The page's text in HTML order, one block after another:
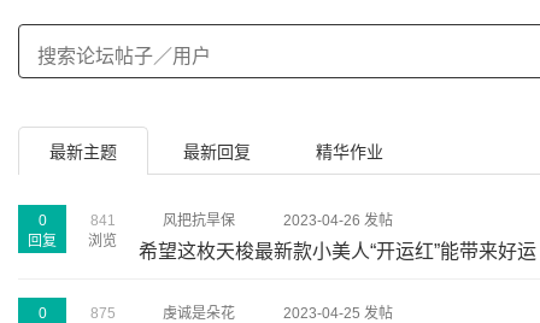
最新主题 最新回复 精华作业
0
回复
841
浏览
风把抗旱保 2023-04-26 发帖
希望这枚天梭最新款小美人“开运红”能带来好
0
875
虔诚是朵花 2023-04-25 发帖